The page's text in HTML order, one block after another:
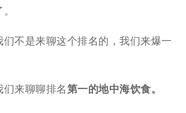
们不是来聊这个排名的，我们来爆一
来聊聊排名第一的地中海饮食。